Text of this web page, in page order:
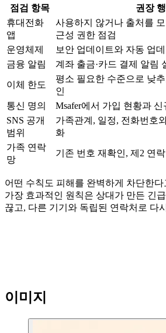
점검 항목
권장
휴대전화
앱
사용하지 않거나 출처를
근성 권한 점검
운영체제
보안 업데이트와 자동 업
금융 알림
계좌 출금·카드 결제 알림
이체 한도
평소 필요한 수준으로 낮
인
통신 명의
Msafer에서 가입 현황과
SNS 공개
범위
가족관계, 일정, 전화번호
화
가족 연락
망
기존 번호 재확인, 제2 연
어떤 수칙도 피해를 완벽하게 차단한
가장 효과적인 원칙은 상대가 만든 긴
끊고, 다른 기기와 독립된 연락처로 다
이미지